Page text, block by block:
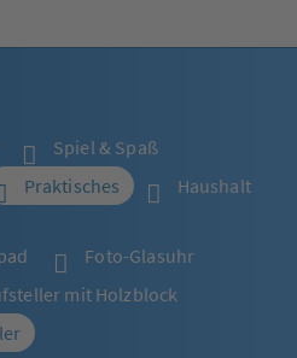
Spiel & Spaß
Praktisches
Haushalt
Foto-Glasuhr
mit Holzblock